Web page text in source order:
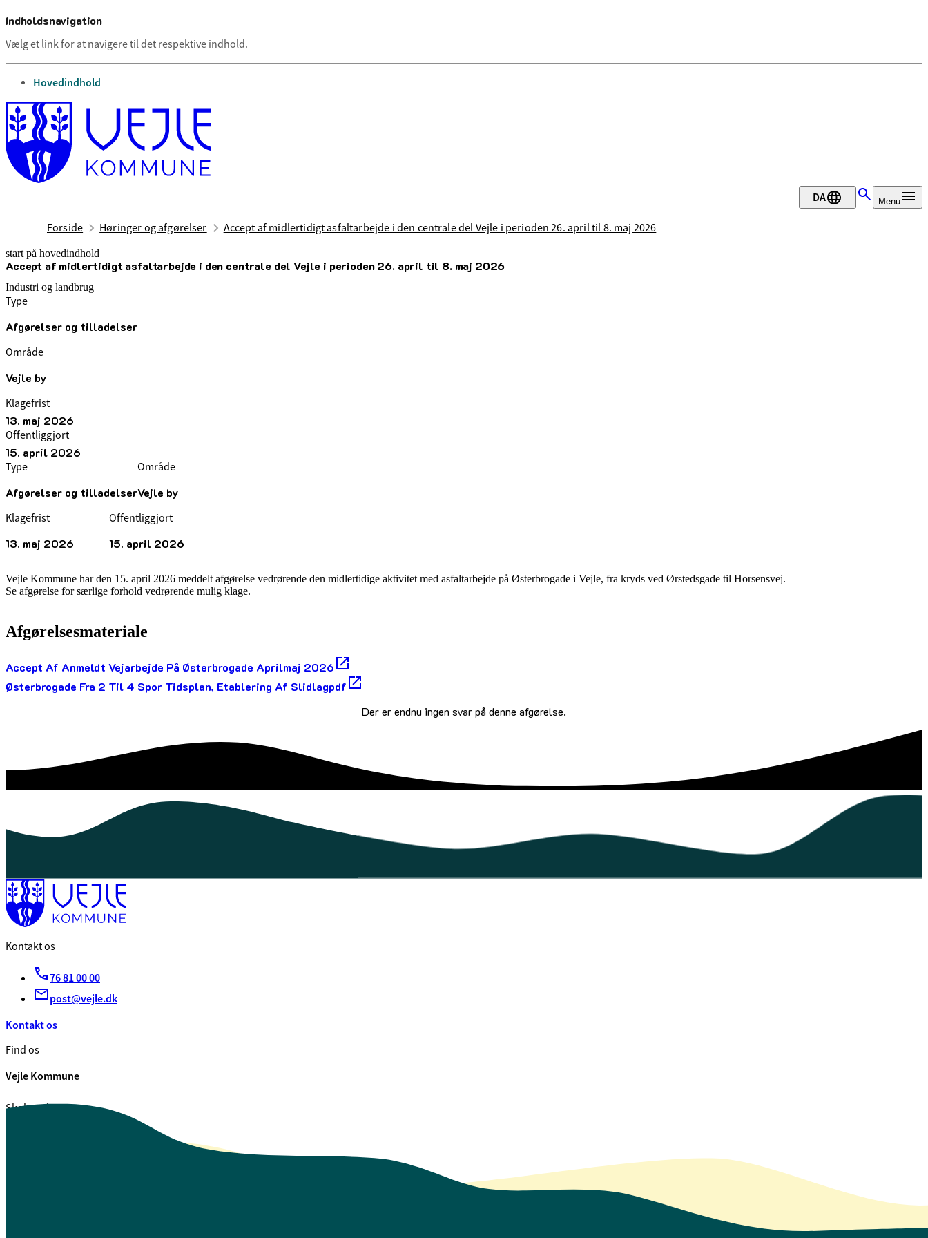
Indholdsnavigation
Vælg et link for at navigere til det respektive indhold.
gå til
Hovedindhold
DA Menu
Forside Høringer og afgørelser Accept af midlertidigt asfaltarbejde i den centrale del Vejle i perioden 26. april til 8. maj 2026
start på hovedindhold
Accept af midlertidigt asfaltarbejde i den centrale del Vejle i perioden 26. april til 8. maj 2026
senest opdateret 15. april 2026
Industri og landbrug
Type
Afgørelser og tilladelser
Område
Vejle by
Klagefrist
13. maj 2026
Offentliggjort
15. april 2026
Type
Afgørelser og tilladelser
Område
Vejle by
Klagefrist
13. maj 2026
Offentliggjort
15. april 2026
Vejle Kommune har den 15. april 2026 meddelt afgørelse vedrørende den midlertidige aktivitet med asfaltarbejde på Østerbrogade i Vejle, fra kryds ved Ørstedsgade til Horsensvej.
Se afgørelse for særlige forhold vedrørende mulig klage.
Afgørelsesmateriale
Accept Af Anmeldt Vejarbejde På Østerbrogade Aprilmaj 2026
Østerbrogade Fra 2 Til 4 Spor Tidsplan, Etablering Af Slidlagpdf
Der er endnu ingen svar på denne afgørelse.
Kontakt os
76 81 00 00
post@vejle.dk
Kontakt os
Find os
Vejle Kommune
Skolegade 1